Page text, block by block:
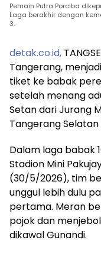
Pemain Putra Porciba
Laga berakhir dengan
3.
detak.co.id,
Tangerang,
tiket ke babak
setelah menang
Setan dari Jurang
Tangerang
Dalam laga babak
Stadion Mini
(30/5/2026), tim
unggul lebih dulu
pertama. Meran
pojok dan
dikawal Gunandi.